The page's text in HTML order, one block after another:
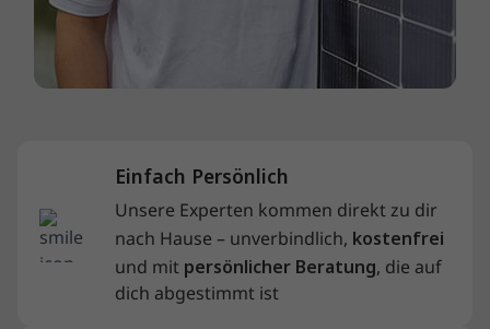
Einfach Persönlich
Unsere Experten kommen direkt zu dir
nach Hause – unverbindlich, kostenfrei
und mit persönlicher Beratung, die auf
dich abgestimmt ist